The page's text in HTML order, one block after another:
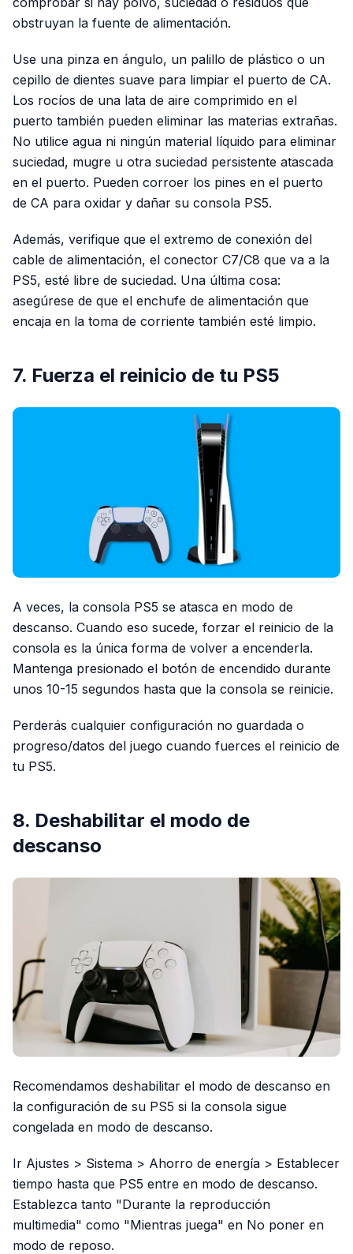
obstruyan la fuente de alimentación.
Use una pinza en ángulo, un palillo de plástico o un
cepillo de dientes suave para limpiar el puerto de CA.
Los rocíos de una lata de aire comprimido en el
puerto también pueden eliminar las materias extrañas.
No utilice agua ni ningún material líquido para eliminar
suciedad, mugre u otra suciedad persistente atascada
en el puerto. Pueden corroer los pines en el puerto
de CA para oxidar y dañar su consola PS5.
Además, verifique que el extremo de conexión del
cable de alimentación, el conector C7/C8 que va a la
PS5, esté libre de suciedad. Una última cosa:
asegúrese de que el enchufe de alimentación que
encaja en la toma de corriente también esté limpio.
7. Fuerza el reinicio de tu PS5
A veces, la consola PS5 se atasca en modo de
descanso. Cuando eso sucede, forzar el reinicio de la
consola es la única forma de volver a encenderla.
Mantenga presionado el botón de encendido durante
unos 10-15 segundos hasta que la consola se reinicie.
Perderás cualquier configuración no guardada o
progreso/datos del juego cuando fuerces el reinicio de
tu PS5.
8. Deshabilitar el modo de
descanso
Recomendamos deshabilitar el modo de descanso en
la configuración de su PS5 si la consola sigue
congelada en modo de descanso.
Ir Ajustes > Sistema > Ahorro de energía > Establecer
tiempo hasta que PS5 entre en modo de descanso.
Establezca tanto "Durante la reproducción
multimedia" como "Mientras juega" en No poner en
modo de reposo.